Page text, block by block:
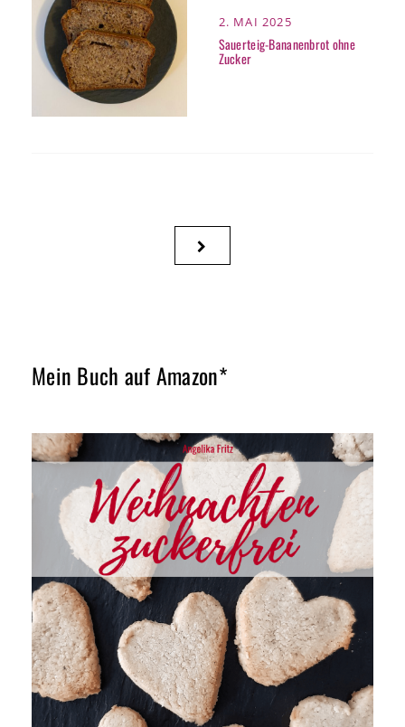
POSTED
ON
2. MAI 2025
Sauerteig-Bananenbrot ohne
Zucker
Seitennummerierung
NEXT
PAGE
Mein Buch auf Amazon*